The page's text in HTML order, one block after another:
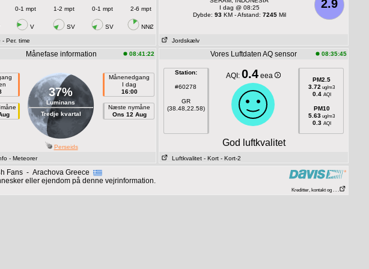
0-1 mpt 1-2 mpt 0-1 mpt 2-6 mpt
V SV SV NNØ
- Per. time
2.9
I dag @ 08:25
Dybde: 93KM - Afstand: 7245Mil
Jordskælv
Månefase information 08:41:22
37%
Luminans
Tredje kvartal
Månenedgang
I dag
16:00
Næste nymåne
Ons 12 Aug
Perseids
- Meteorer
Vores Luftdaten AQ sensor 08:35:45
Station:
#60278
GR
(38.48,22.58)
AQI: 0.4 eea
PM2.5
3.72 ug/m3
0.4 AQI
PM10
5.63 ug/m3
0.3 AQI
God luftkvalitet
Luftkvalitet - Kort - Kort-2
Fans - Arachova Greece
eller ejendom på denne vejrinformation.
Kreditter, kontakt og . . .